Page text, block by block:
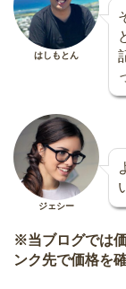
はしもとん
ジェシー
※当ブログでは
ンク先で価格を